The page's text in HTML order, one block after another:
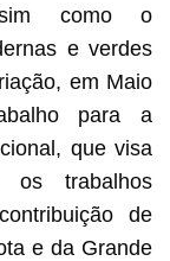
como o
e verdes
em Maio
para a
que visa
os trabalhos
de
e da Grande